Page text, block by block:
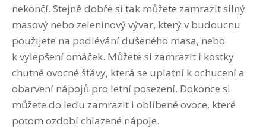
nekončí. Stejně dobře si tak můžete zamrazit silný
masový nebo zeleninový vývar, který v budoucnu
použijete na podlévání dušeného masa, nebo
k vylepšení omáček. Můžete si zamrazit i kostky
chutné ovocné šťávy, která se uplatní k ochucení a
obarvení nápojů pro letní posezení. Dokonce si
můžete do ledu zamrazit i oblíbené ovoce, které
potom ozdobí chlazené nápoje.